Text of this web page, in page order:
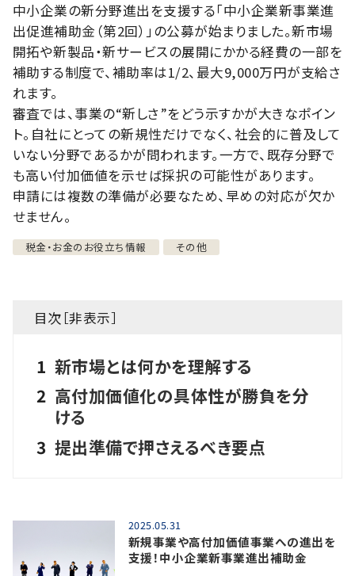
中小企業の新分野進出を支援する「中小企業新事業進
出促進補助金（第2回）」の公募が始まりました。新市場
開拓や新製品・新サービスの展開にかかる経費の一部を
補助する制度で、補助率は1/2、最大9,000万円が支給さ
れます。
審査では、事業の“新しさ”をどう示すかが大きなポイン
ト。自社にとっての新規性だけでなく、社会的に普及して
いない分野であるかが問われます。一方で、既存分野で
も高い付加価値を示せば採択の可能性があります。
申請には複数の準備が必要なため、早めの対応が欠か
せません。
税金・お金のお役立ち情報 その他
目次［非表示］
1 新市場とは何かを理解する
2 高付加価値化の具体性が勝負を分
ける
3 提出準備で押さえるべき要点
2025.05.31
新規事業や高付加価値事業への進出を
支援！中小企業新事業進出補助金